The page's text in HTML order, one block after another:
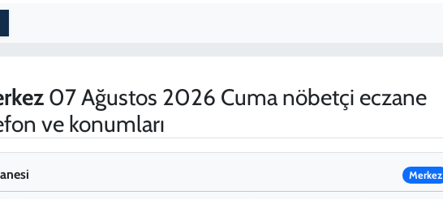
07 Ağustos 2026 Cuma nöbetçi eczane
ve konumları
Merkez